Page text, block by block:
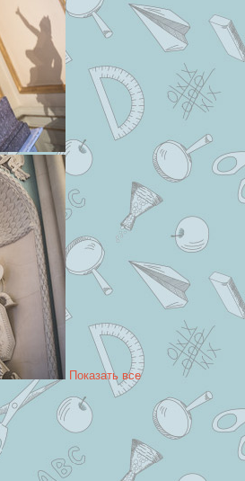
Показать все